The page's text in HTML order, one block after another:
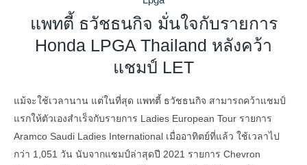
แพทตี้ ธวัชธนกิจ มั่นใจกับรายการ
Honda LPGA Thailand หลังคว้า
แชมป์ LET
แม้จะใช้เวลานาน แต่ในที่สุด แพทตี้ ธวัชธนกิจ สามารถคว้าแชมป์
แรกให้ตัวเองสำเร็จกับรายการ Ladies European Tour รายการ
Aramco Saudi Ladies International เมื่ออาทิตย์ที่แล้ว ใช้เวลาไป
กว่า 1,051 วัน นับจากแชมป์ล่าสุดปี 2021 รายการ Chevron